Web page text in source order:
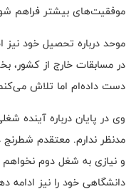
موفقیت‌های بیشتر فراهم
موحد درباره تحصیل خود
در مسابقات خارج از کشور،
دست داده‌ام اما تلاش
وی در پایان درباره
مدنظر ندارم. معتقدم شطرنج
و نیازی به شغل دوم
دانشگاهی خود را نیز ادامه